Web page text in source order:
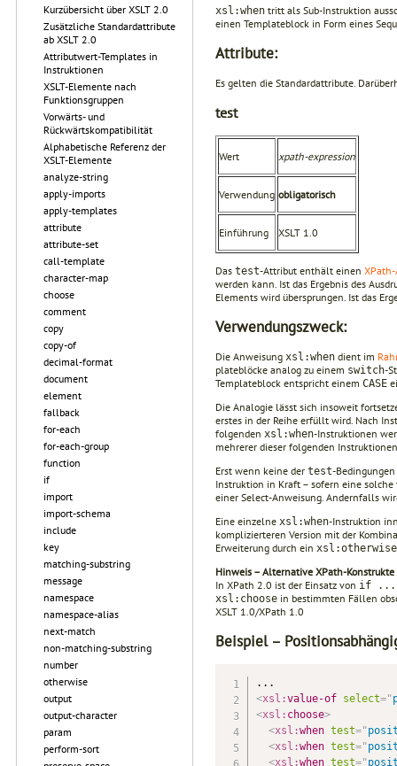
Kurzübersicht über XSLT 2.0
Zusätzliche Standardattribute
ab XSLT 2.0
Attributwert-Templates in
Instruktionen
XSLT-Elemente nach
Funktionsgruppen
Vorwärts- und
Rückwärtskompatibilität
Alphabetische Referenz der
XSLT-Elemente
analyze-string
apply-imports
apply-templates
attribute
attribute-set
call-template
character-map
choose
comment
copy
copy-of
decimal-format
document
element
fallback
for-each
for-each-group
function
if
import
import-schema
include
key
matching-substring
message
namespace
namespace-alias
next-match
non-matching-substring
number
otherwise
output
output-character
param
perform-sort
xsl:when tritt als Sub-Instruktion
einen Templateblock in Form eines
Attribute:
Es gelten die Standardattribute.
test
Wert xpath-expression
Verwendung obligatorisch
Einführung XSLT 1.0
Das test-Attribut enthält einen XPath-
werden kann. Ist das Ergebnis des
Elements wird übersprungen. Ist das
Verwendungszweck:
Die Anweisung xsl:when dient im
plateblöcke analog zu einem switch-
Templateblock entspricht einem CASE
Die Analogie lässt sich insoweit
erstes in der Reihe erfüllt wird. Nach
folgenden xsl:when-Instruktionen
mehrerer dieser folgenden
Erst wenn keine der test-
Instruktion in Kraft – sofern eine
einer Select-Anweisung. Andernfalls
Eine einzelne xsl:when-Instruktion
komplizierte­ren Version mit der
Erweiterung durch ein xsl:otherwise
Hinweis – Alternative XPath-
In XPath 2.0 ist der Einsatz von if ...
xsl:choose in bestimmten Fällen
XSLT 1.0/XPath 1.0
Beispiel –
<xsl:value-of select="
<xsl: choose>
<xsl:when test="
<xsl:when test="
<xsl:when test="